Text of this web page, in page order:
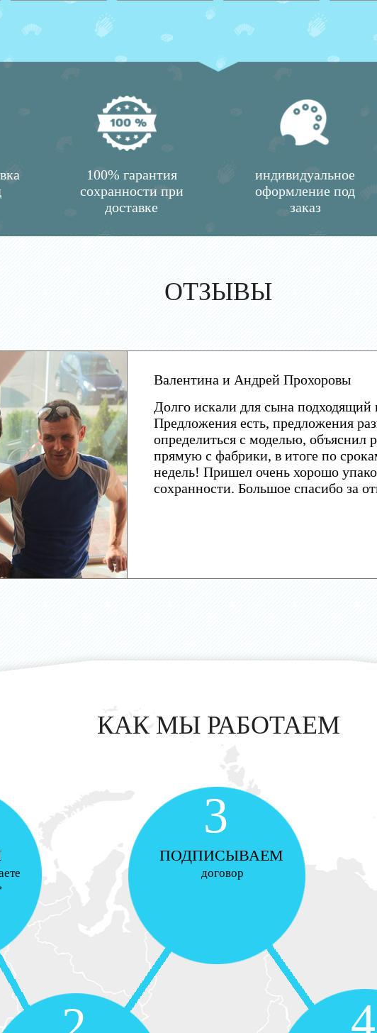
100% гарантия
сохранности при
доставке
индивидуальное
оформление под
заказ
ОТЗЫВЫ
Валентина и Андрей Прохоровы
Долго искали для сына подходящий
Предложения есть, предложения
определиться с моделью, объяснил
прямую с фабрики, в итоге по
недель! Пришел очень хорошо
сохранности. Большое спасибо за
КАК МЫ РАБОТАЕМ
3
ПОДПИСЫВАЕМ
договор
4